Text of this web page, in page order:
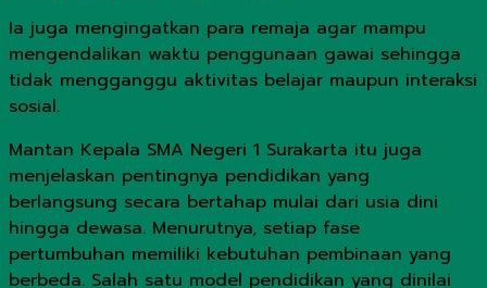
Ia juga mengingatkan para remaja agar mampu
mengendalikan waktu penggunaan gawai sehingga
tidak mengganggu aktivitas belajar maupun interaksi
sosial.
Mantan Kepala SMA Negeri 1 Surakarta itu juga
menjelaskan pentingnya pendidikan yang
berlangsung secara bertahap mulai dari usia dini
hingga dewasa. Menurutnya, setiap fase
pertumbuhan memiliki kebutuhan pembinaan yang
berbeda. Salah satu model pendidikan yang dinilai